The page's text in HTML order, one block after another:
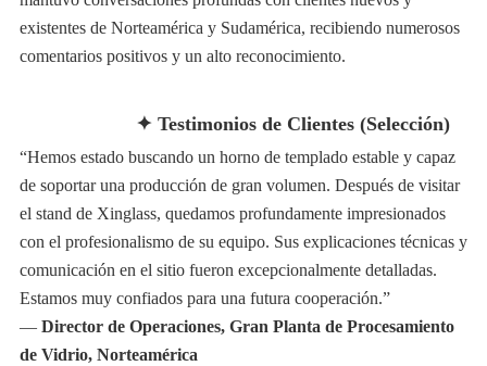
existentes de Norteamérica y Sudamérica, recibiendo numerosos
comentarios positivos y un alto reconocimiento.
✦ Testimonios de Clientes (Selección)
“Hemos estado buscando un horno de templado estable y capaz
de soportar una producción de gran volumen. Después de visitar
el stand de Xinglass, quedamos profundamente impresionados
con el profesionalismo de su equipo. Sus explicaciones técnicas y
comunicación en el sitio fueron excepcionalmente detalladas.
Estamos muy confiados para una futura cooperación.”
— Director de Operaciones, Gran Planta de Procesamiento
de Vidrio, Norteamérica